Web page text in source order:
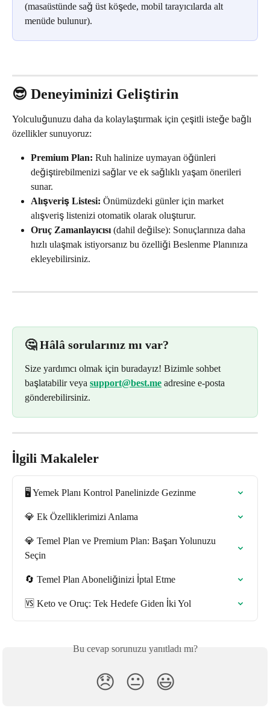
(masaüstünde sağ üst köşede, mobil tarayıcılarda alt
menüde bulunur).
😎 Deneyiminizi Geliştirin
Yolculuğunuzu daha da kolaylaştırmak için çeşitli isteğe bağlı
özellikler sunuyoruz:
Premium Plan: Ruh halinize uymayan öğünleri
değiştirebilmenizi sağlar ve ek sağlıklı yaşam önerileri
sunar.
Alışveriş Listesi: Önümüzdeki günler için market
alışveriş listenizi otomatik olarak oluşturur.
Oruç Zamanlayıcısı (dahil değilse): Sonuçlarınıza daha
hızlı ulaşmak istiyorsanız bu özelliği Beslenme Planınıza
ekleyebilirsiniz.
🤔 Hâlâ sorularınız mı var?
Size yardımcı olmak için buradayız! Bizimle sohbet
başlatabilir veya support@best.me adresine e-posta
gönderebilirsiniz.
İlgili Makaleler
🖥️ Yemek Planı Kontrol Panelinizde Gezinme
💎 Ek Özelliklerimizi Anlama
💎 Temel Plan ve Premium Plan: Başarı Yolunuzu
Seçin
🔄 Temel Plan Aboneliğinizi İptal Etme
🆚 Keto ve Oruç: Tek Hedefe Giden İki Yol
Bu cevap sorunuzu yanıtladı mı?
😞 😐 😃